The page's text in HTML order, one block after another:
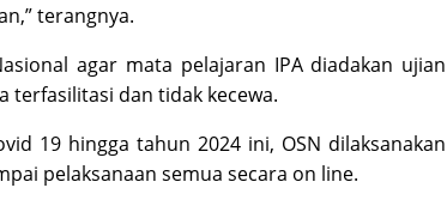
terangnya.
agar mata pelajaran IPA diadakan ujian
terfasilitasi dan tidak kecewa.
19 hingga tahun 2024 ini, OSN dilaksanakan
pelaksanaan semua secara on line.